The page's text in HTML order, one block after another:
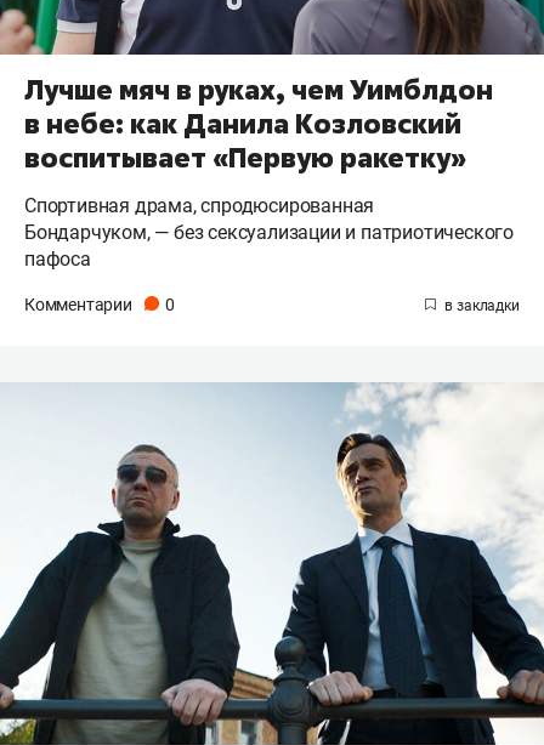
Лучше мяч в руках, чем Уимблдон
в небе: как Данила Козловский
воспитывает «Первую ракетку»
Спортивная драма, спродюсированная
Бондарчуком, — без сексуализации и патриотического
пафоса
Комментарии 0